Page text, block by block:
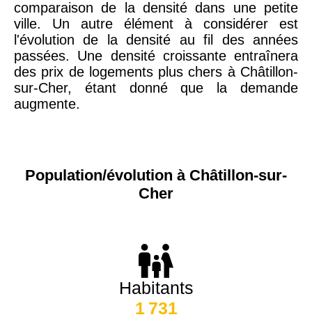
comparaison de la densité dans une petite
ville. Un autre élément à considérer est
l'évolution de la densité au fil des années
passées. Une densité croissante entraînera
des prix de logements plus chers à Châtillon-
sur-Cher, étant donné que la demande
augmente.
Population/évolution à Châtillon-sur-
Cher
Habitants
1 731